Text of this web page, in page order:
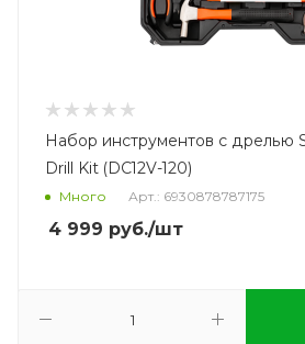
Набор инструментов с дрелью
Drill Kit (DC12V-120)
Много Арт.: 6930878787175
4 999 руб./шт